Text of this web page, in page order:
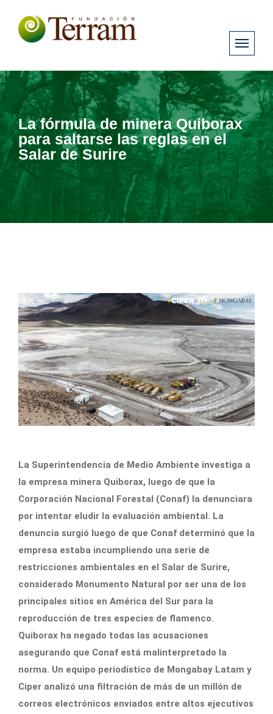
La fórmula de minera Quiborax
para saltarse las reglas en el
Salar de Surire
La Superintendencia de Medio Ambiente investiga a
la empresa minera Quiborax, luego de que la
Corporación Nacional Forestal (Conaf) la denunciara
por intentar eludir la evaluación ambiental. La
denuncia surgió luego de que Conaf determinó que la
empresa estaba incumpliendo una serie de
restricciones ambientales en el Salar de Surire,
considerado Monumento Natural por ser una de los
principales sitios en América del Sur para la
reproducción de tres especies de flamenco.
Quiborax ha negado todas las acusaciones
asegurando que Conaf está malinterpretado la
norma. Un equipo periodístico de Mongabay Latam y
Ciper analizó una filtración de más de un millón de
correos electrónicos enviados entre altos ejecutivos